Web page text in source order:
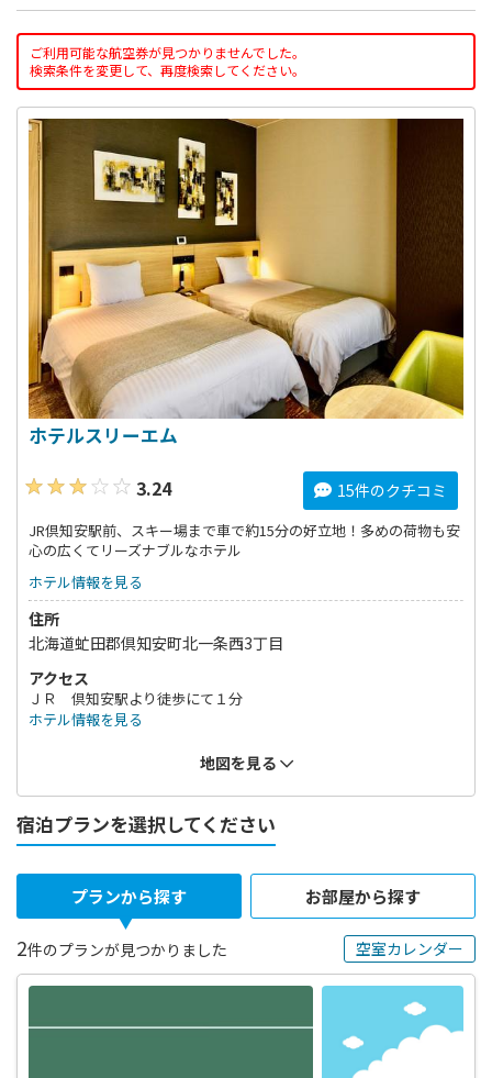
ご利用可能な航空券が見つかりませんでした。
検索条件を変更して、再度検索してください。
ホテルスリーエム
3.24
15件のクチコミ
JR倶知安駅前、スキー場まで車で約15分の好立地！多めの荷物も安
心の広くてリーズナブルなホテル
ホテル情報を見る
住所
北海道虻田郡倶知安町北一条西3丁目
アクセス
ＪＲ 倶知安駅より徒歩にて１分
ホテル情報を見る
地図を見る
宿泊プランを選択してください
プランから探す お部屋から探す
2件のプランが見つかりました 空室カレンダー